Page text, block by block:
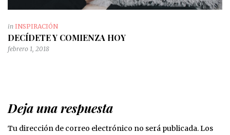
in INSPIRACIÓN
DECÍDETE Y COMIENZA HOY
febrero 1, 2018
Deja una respuesta
Tu dirección de correo electrónico no será publicada.Los